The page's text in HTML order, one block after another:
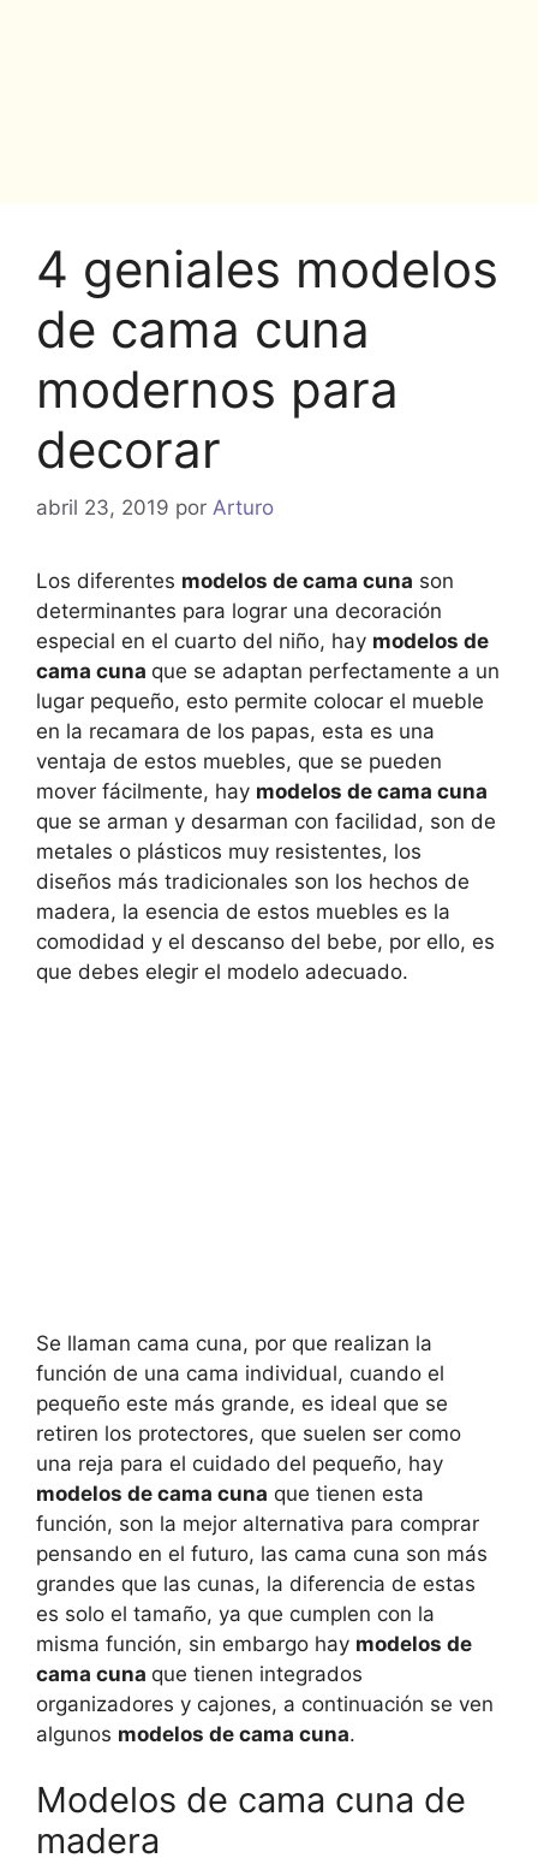
4 geniales modelos
de cama cuna
modernos para
decorar
abril 23, 2019 por Arturo
Los diferentes modelos de cama cuna son
determinantes para lograr una decoración
especial en el cuarto del niño, hay modelos de
cama cuna que se adaptan perfectamente a un
lugar pequeño, esto permite colocar el mueble
en la recamara de los papas, esta es una
ventaja de estos muebles, que se pueden
mover fácilmente, hay modelos de cama cuna
que se arman y desarman con facilidad, son de
metales o plásticos muy resistentes, los
diseños más tradicionales son los hechos de
madera, la esencia de estos muebles es la
comodidad y el descanso del bebe, por ello, es
que debes elegir el modelo adecuado.
Se llaman cama cuna, por que realizan la
función de una cama individual, cuando el
pequeño este más grande, es ideal que se
retiren los protectores, que suelen ser como
una reja para el cuidado del pequeño, hay
modelos de cama cuna que tienen esta
función, son la mejor alternativa para comprar
pensando en el futuro, las cama cuna son más
grandes que las cunas, la diferencia de estas
es solo el tamaño, ya que cumplen con la
misma función, sin embargo hay modelos de
cama cuna que tienen integrados
organizadores y cajones, a continuación se ven
algunos modelos de cama cuna.
Modelos de cama cuna de
madera